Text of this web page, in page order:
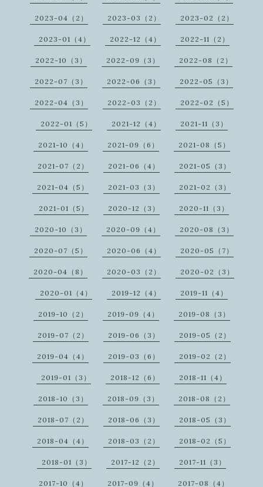
2023-04（2） 2023-03（2） 2023-02（2）
2023-01（4） 2022-12（4） 2022-11（2）
2022-10（3） 2022-09（3） 2022-08（2）
2022-07（3） 2022-06（3） 2022-05（3）
2022-04（3） 2022-03（2） 2022-02（5）
2022-01（5） 2021-12（4） 2021-11（3）
2021-10（4） 2021-09（6） 2021-08（5）
2021-07（2） 2021-06（4） 2021-05（3）
2021-04（5） 2021-03（3） 2021-02（3）
2021-01（5） 2020-12（3） 2020-11（3）
2020-10（3） 2020-09（4） 2020-08（3）
2020-07（5） 2020-06（4） 2020-05（7）
2020-04（8） 2020-03（2） 2020-02（3）
2020-01（4） 2019-12（4） 2019-11（4）
2019-10（2） 2019-09（4） 2019-08（3）
2019-07（2） 2019-06（3） 2019-05（2）
2019-04（4） 2019-03（6） 2019-02（2）
2019-01（3） 2018-12（6） 2018-11（4）
2018-10（3） 2018-09（3） 2018-08（2）
2018-07（2） 2018-06（3） 2018-05（3）
2018-04（4） 2018-03（2） 2018-02（5）
2018-01（3） 2017-12（2） 2017-11（3）
2017-10（4） 2017-09（4） 2017-08（4）